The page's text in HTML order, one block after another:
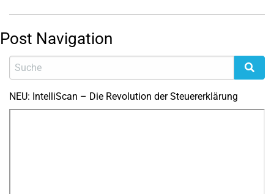
Post Navigation
NEU: IntelliScan – Die Revolution der Steuererklärung